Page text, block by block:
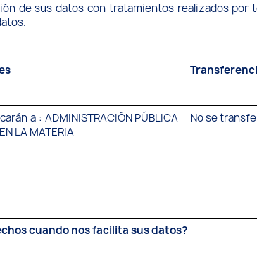
de sus datos con tratamientos realizados por
a : ADMINISTRACIÓN PÚBLICA
LA MATERIA
No se
cuando nos facilita sus datos?